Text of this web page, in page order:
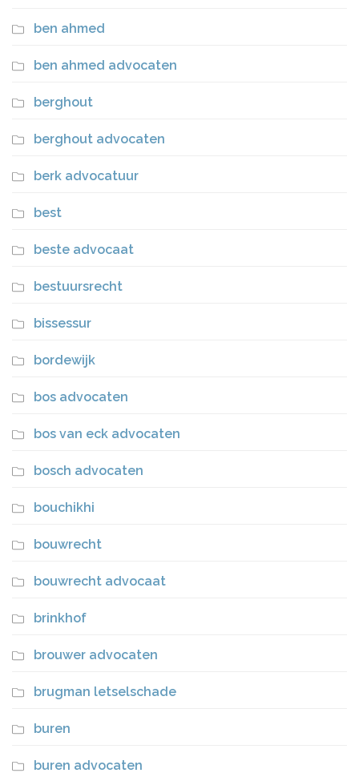
ben ahmed
ben ahmed advocaten
berghout
berghout advocaten
berk advocatuur
best
beste advocaat
bestuursrecht
bissessur
bordewijk
bos advocaten
bos van eck advocaten
bosch advocaten
bouchikhi
bouwrecht
bouwrecht advocaat
brinkhof
brouwer advocaten
brugman letselschade
buren
buren advocaten